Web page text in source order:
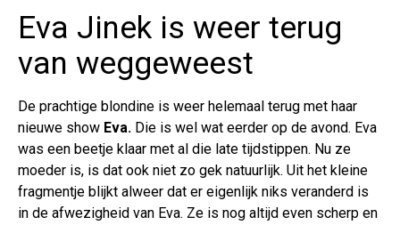
Eva Jinek is weer terug
van weggeweest
De prachtige blondine is weer helemaal terug met haar
nieuwe show Eva. Die is wel wat eerder op de avond. Eva
was een beetje klaar met al die late tijdstippen. Nu ze
moeder is, is dat ook niet zo gek natuurlijk. Uit het kleine
fragmentje blijkt alweer dat er eigenlijk niks veranderd is
in de afwezigheid van Eva. Ze is nog altijd even scherp en